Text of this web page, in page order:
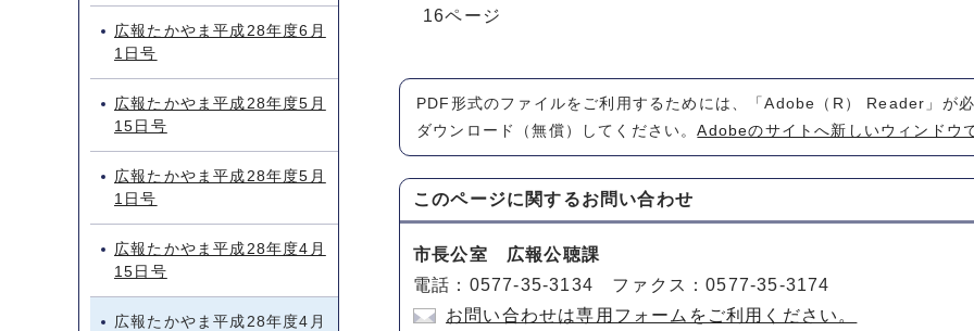
16ページ
PDF形式のファイルをご利用するためには、「Adobe（R） Reader」が
ダウンロード（無償）してください。Adobeのサイトへ新しいウィンドウ
このページに関するお問い合わせ
市長公室 広報公聴課
電話：0577-35-3134 ファクス：0577-35-3174
お問い合わせは専用フォームをご利用ください。
広報たかやま平成28年度6月
1日号
広報たかやま平成28年度5月
15日号
広報たかやま平成28年度5月
1日号
広報たかやま平成28年度4月
15日号
広報たかやま平成28年度4月